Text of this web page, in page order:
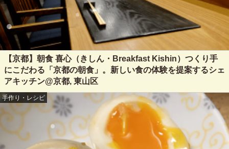
【京都】朝食 喜心（きしん・Breakfast Kishin）つくり手
にこだわる「京都の朝食」。新しい食の体験を提案するシェ
アキッチン@京都, 東山区
手作り・レシピ